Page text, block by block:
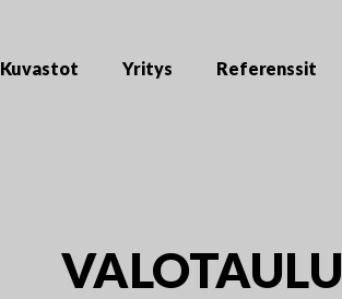
Kuvastot Yritys Referenssit
VALOTAULU